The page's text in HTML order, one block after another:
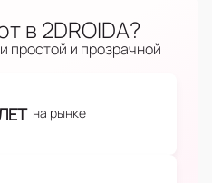
в 2DROIDA?
простой и прозрачной
на рынке